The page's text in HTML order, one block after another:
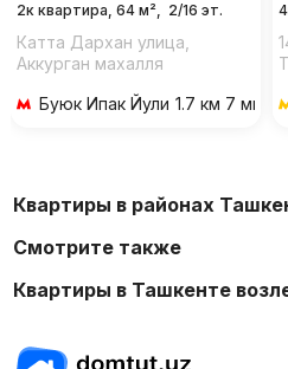
2к квартира, 64 м², 2/16 эт.
Катта Дархан улица,
Аккурган махалля
Буюк Ипак Йули 1.7 км 7 мин
Квартиры в районах
Смотрите также
Квартиры в Ташкенте